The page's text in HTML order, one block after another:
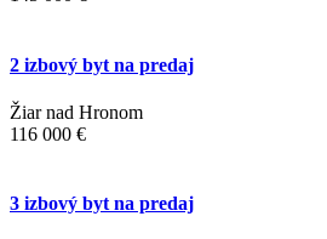
2 izbový byt na predaj
Žiar nad Hronom
116 000 €
3 izbový byt na predaj